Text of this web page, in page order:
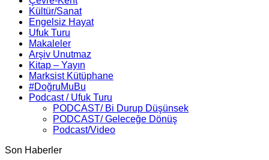
Kültür/Sanat
Engelsiz Hayat
Ufuk Turu
Makaleler
Arşiv Unutmaz
Kitap – Yayın
Marksist Kütüphane
#DoğruMuBu
Podcast / Ufuk Turu
PODCAST/ Bi Durup Düşünsek
PODCAST/ Geleceğe Dönüş
Podcast/Video
Son Haberler